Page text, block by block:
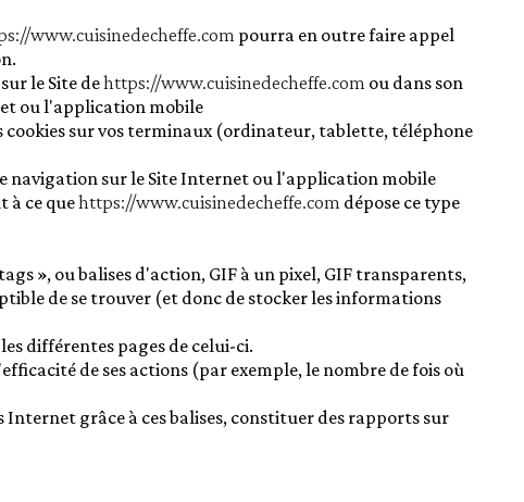
www.cuisinedecheffe.com pourra en outre faire appel
le Site dehttps://www.cuisinedecheffe.com ou dans son
ou l'application mobile
cookies sur vos terminaux (ordinateur, tablette, téléphone
navigation sur le Site Internet ou l'application mobile
à ce quehttps://www.cuisinedecheffe.com dépose ce type
», ou balises d'action, GIF à un pixel, GIF transparents,
de se trouver (et donc de stocker les informations
différentes pages de celui-ci.
de ses actions (par exemple, le nombre de fois où
grâce à ces balises, constituer des rapports sur